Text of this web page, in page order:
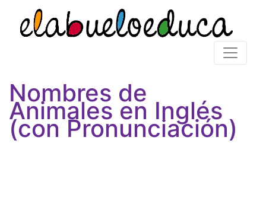
Nombres de
Animales en Inglés
(con Pronunciación)